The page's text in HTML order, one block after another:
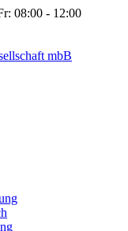
08:00 - 12:00